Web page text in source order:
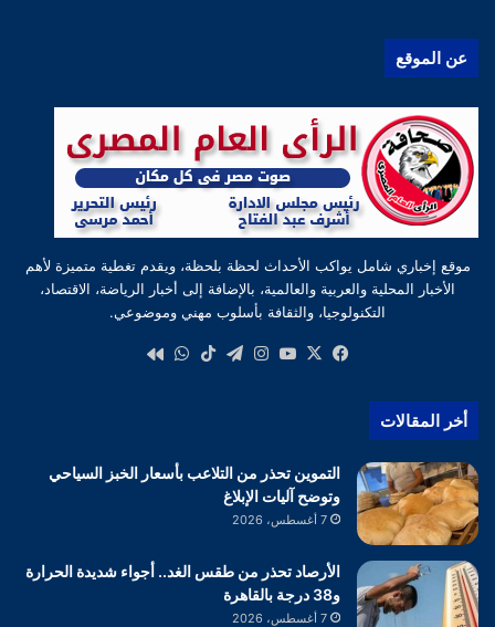
عن الموقع
موقع إخباري شامل يواكب الأحداث لحظة بلحظة، ويقدم تغطية متميزة لأهم
الأخبار المحلية والعربية والعالمية، بالإضافة إلى أخبار الرياضة، الاقتصاد،
التكنولوجيا، والثقافة بأسلوب مهني وموضوعي.
فيسبوك
‫X
‫YouTube
انستقرام
تيلقرام‫TikTokواتساب
أخر المقالات
التموين تحذر من التلاعب بأسعار الخبز السياحي
وتوضح آليات الإبلاغ
7 أغسطس، 2026
الأرصاد تحذر من طقس الغد.. أجواء شديدة الحرارة
و38 درجة بالقاهرة
7 أغسطس، 2026